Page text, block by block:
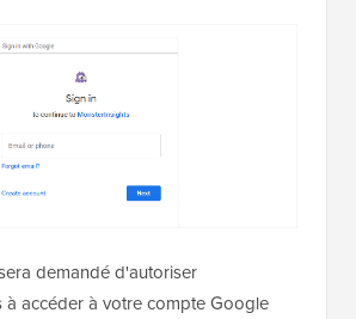
demandé d'autoriser
à accéder à votre compte Google